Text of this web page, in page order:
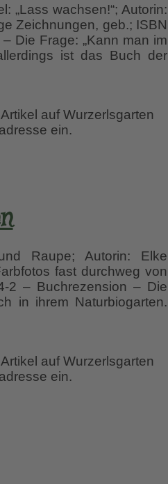
„Lass wachsen!“; Autorin:
Zeichnungen, geb.; ISBN
Die Frage: „Kann man im
ist das Buch der
auf Wurzerlsgarten
ein.
Raupe; Autorin: Elke
fast durchweg von
2 – Buchrezension – Die
in ihrem Naturbiogarten.
auf Wurzerlsgarten
ein.